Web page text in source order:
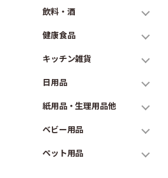
飲料・酒
健康食品
キッチン雑貨
日用品
紙用品・生理用品他
ベビー用品
ペット用品